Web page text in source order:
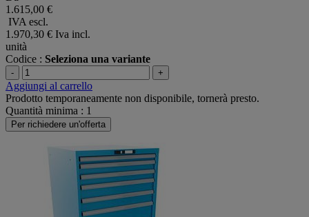
1.615,00 €
IVA escl.
1.970,30 € Iva incl.
unità
Codice : Seleziona una variante
- +
Aggiungi al carrello
Prodotto temporaneamente non disponibile, tornerà presto.
Quantità minima : 1
Per richiedere un'offerta